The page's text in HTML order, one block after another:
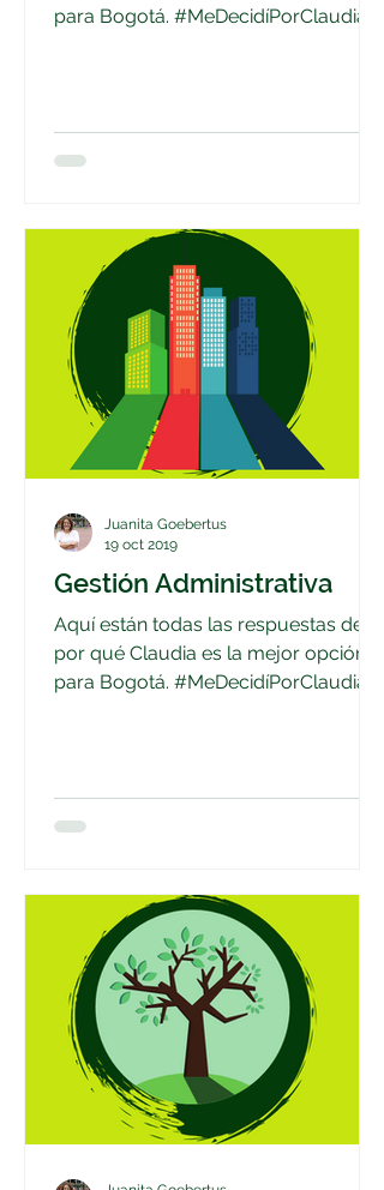
para Bogotá. #MeDecidíPorClaudia.
Gestión Administrativa
Aquí están todas las respuestas de
por qué Claudia es la mejor opción
para Bogotá. #MeDecidíPorClaudia.
Juanita Goebertus
19 oct 2019